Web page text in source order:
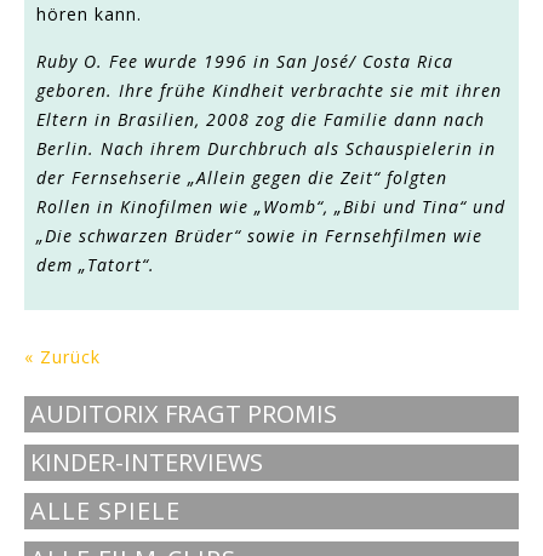
hören kann.
Ruby O. Fee wurde 1996 in San José/ Costa Rica
geboren. Ihre frühe Kindheit verbrachte sie mit ihren
Eltern in Brasilien, 2008 zog die Familie dann nach
Berlin. Nach ihrem Durchbruch als Schauspielerin in
der Fernsehserie „Allein gegen die Zeit“ folgten
Rollen in Kinofilmen wie „Womb“, „Bibi und Tina“ und
„Die schwarzen Brüder“ sowie in Fernsehfilmen wie
dem „Tatort“.
« Zurück
AUDITORIX FRAGT PROMIS
KINDER-INTERVIEWS
ALLE SPIELE